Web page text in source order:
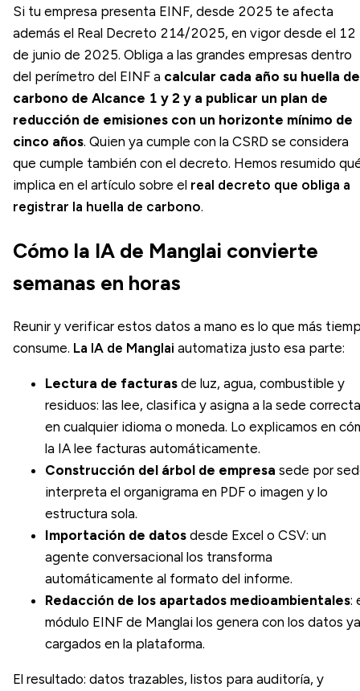
Si tu empresa presenta EINF, desde 2025 te afecta
además el Real Decreto 214/2025, en vigor desde el 12
de junio de 2025. Obliga a las grandes empresas dentro
del perímetro del EINF a calcular cada año su huella de
carbono de Alcance 1 y 2 y a publicar un plan de
reducción de emisiones con un horizonte mínimo de
cinco años. Quien ya cumple con la CSRD se considera
que cumple también con el decreto. Hemos resumido
implica en el artículo sobre el real decreto que obliga a
registrar la huella de carbono.
Cómo la IA de Manglai convierte
semanas en horas
Reunir y verificar estos datos a mano es lo que más
consume. La IA de Manglai automatiza justo esa parte:
Lectura de facturas de luz, agua, combustible y
residuos: las lee, clasifica y asigna a la sede
en cualquier idioma o moneda. Lo explicamos en
la IA lee facturas automáticamente.
Construcción del árbol de empresa sede por
interpreta el organigrama en PDF o imagen y lo
estructura sola.
Importación de datos desde Excel o CSV: un
agente conversacional los transforma
automáticamente al formato del informe.
Redacción de los apartados medioambientales:
módulo EINF de Manglai los genera con los datos ya
cargados en la plataforma.
El resultado: datos trazables, listos para auditoría, y